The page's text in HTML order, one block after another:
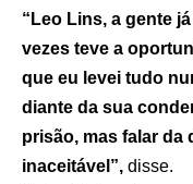
“Leo Lins, a gente
vezes teve a
que eu levei tudo
diante da sua
prisão, mas falar da
inaceitável”, disse.